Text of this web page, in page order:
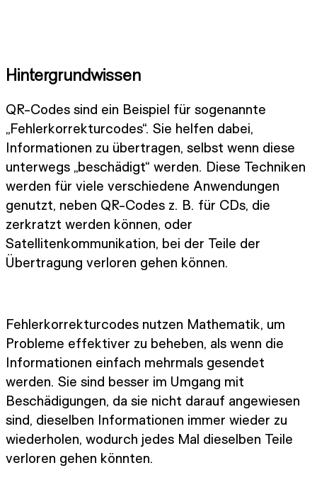
Hintergrundwissen
QR-Codes sind ein Beispiel für sogenannte
„Fehlerkorrekturcodes“. Sie helfen dabei,
Informationen zu übertragen, selbst wenn diese
unterwegs „beschädigt“ werden. Diese Techniken
werden für viele verschiedene Anwendungen
genutzt, neben QR-Codes z. B. für CDs, die
zerkratzt werden können, oder
Satellitenkommunikation, bei der Teile der
Übertragung verloren gehen können.
Fehlerkorrekturcodes nutzen Mathematik, um
Probleme effektiver zu beheben, als wenn die
Informationen einfach mehrmals gesendet
werden. Sie sind besser im Umgang mit
Beschädigungen, da sie nicht darauf angewiesen
sind, dieselben Informationen immer wieder zu
wiederholen, wodurch jedes Mal dieselben Teile
verloren gehen könnten.